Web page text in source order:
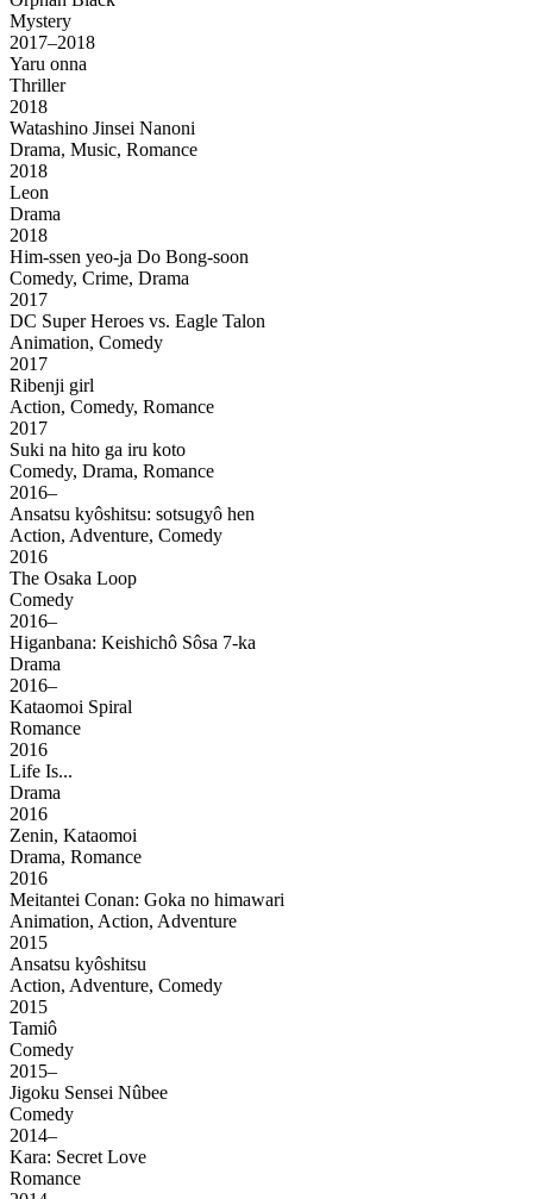
Mystery
2017–2018
Yaru onna
Thriller
2018
Watashino Jinsei Nanoni
Drama, Music, Romance
2018
Leon
Drama
2018
Him-ssen yeo-ja Do Bong-soon
Comedy, Crime, Drama
2017
DC Super Heroes vs. Eagle Talon
Animation, Comedy
2017
Ribenji girl
Action, Comedy, Romance
2017
Suki na hito ga iru koto
Comedy, Drama, Romance
2016–
Ansatsu kyôshitsu: sotsugyô hen
Action, Adventure, Comedy
2016
The Osaka Loop
Comedy
2016–
Higanbana: Keishichô Sôsa 7-ka
Drama
2016–
Kataomoi Spiral
Romance
2016
Life Is...
Drama
2016
Zenin, Kataomoi
Drama, Romance
2016
Meitantei Conan: Goka no himawari
Animation, Action, Adventure
2015
Ansatsu kyôshitsu
Action, Adventure, Comedy
2015
Tamiô
Comedy
2015–
Jigoku Sensei Nûbee
Comedy
2014–
Kara: Secret Love
Romance